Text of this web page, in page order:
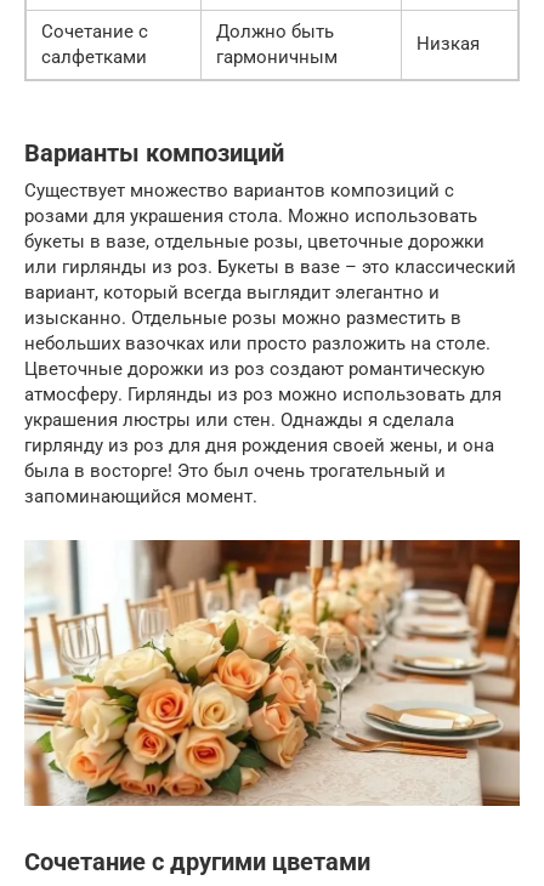
Сочетание с
салфетками
Должно быть
гармоничным
Низкая
Варианты композиций
Существует множество вариантов композиций с
розами для украшения стола. Можно использовать
букеты в вазе, отдельные розы, цветочные дорожки
или гирлянды из роз. Букеты в вазе – это классический
вариант, который всегда выглядит элегантно и
изысканно. Отдельные розы можно разместить в
небольших вазочках или просто разложить на столе.
Цветочные дорожки из роз создают романтическую
атмосферу. Гирлянды из роз можно использовать для
украшения люстры или стен. Однажды я сделала
гирлянду из роз для дня рождения своей жены, и она
была в восторге! Это был очень трогательный и
запоминающийся момент.
Сочетание с другими цветами